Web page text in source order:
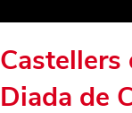
Castellers
Diada de